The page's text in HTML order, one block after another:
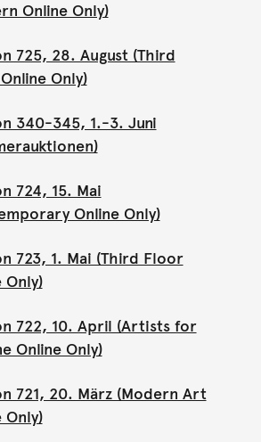
Online Only)
725, 28. August (Third
Only)
340-345, 1.-3. Juni
724, 15. Mai
Online Only)
723, 1. Mai (Third Floor
Only)
722, 10. April (Artists for
Online Only)
721, 20. März (Modern Art
Only)